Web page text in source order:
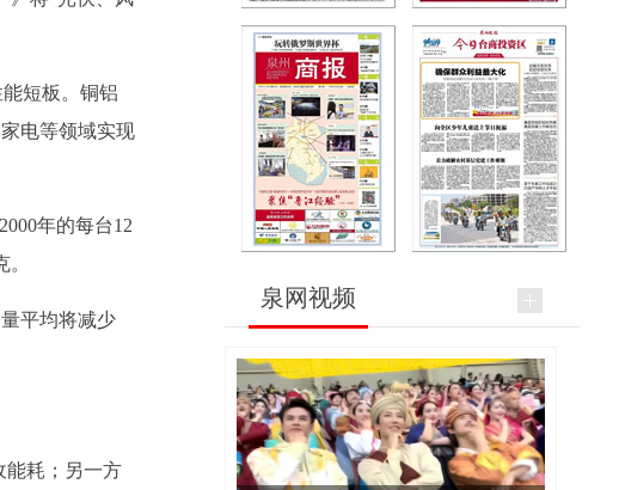
短板。铜铝
电等领域实现
年的每台12
平均将减少
能耗；另一方
泉网视频